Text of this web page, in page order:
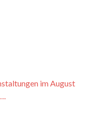
im August